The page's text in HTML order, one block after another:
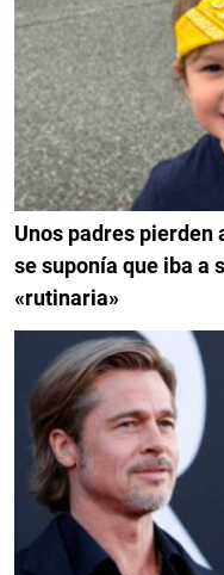
Unos padres pierden
se suponía que iba a
«rutinaria»